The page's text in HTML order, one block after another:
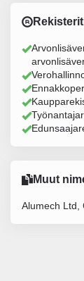
Muut
Alumech Ltd,